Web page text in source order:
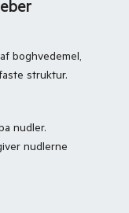
boghvedemel,
struktur.
nudler.
nudlerne